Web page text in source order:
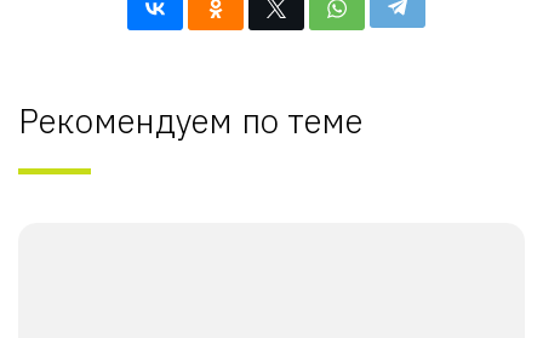
Рекомендуем по теме